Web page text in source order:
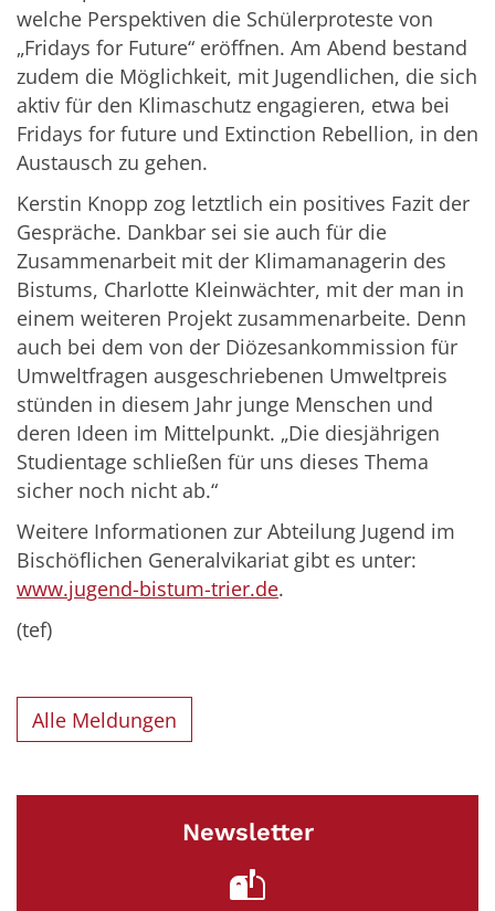
welche Perspektiven die Schülerproteste von
„Fridays for Future“ eröffnen. Am Abend bestand
zudem die Möglichkeit, mit Jugendlichen, die sich
aktiv für den Klimaschutz engagieren, etwa bei
Fridays for future und Extinction Rebellion, in den
Austausch zu gehen.
Kerstin Knopp zog letztlich ein positives Fazit der
Gespräche. Dankbar sei sie auch für die
Zusammenarbeit mit der Klimamanagerin des
Bistums, Charlotte Kleinwächter, mit der man in
einem weiteren Projekt zusammenarbeite. Denn
auch bei dem von der Diözesankommission für
Umweltfragen ausgeschriebenen Umweltpreis
stünden in diesem Jahr junge Menschen und
deren Ideen im Mittelpunkt. „Die diesjährigen
Studientage schließen für uns dieses Thema
sicher noch nicht ab.“
Weitere Informationen zur Abteilung Jugend im
Bischöflichen Generalvikariat gibt es unter:
www.jugend-bistum-trier.de.
(tef)
Alle Meldungen
Newsletter